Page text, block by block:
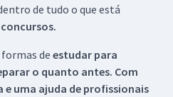
de tudo o que está
concursos.
de estudar para
o quanto antes. Com
uma ajuda de profissionais